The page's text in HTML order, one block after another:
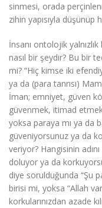
sinmesi, orada
zihin yapısıyla düşünüp
İnsanı ontolojik
nasıl bir şeydir? Bu bir
mi? “Hiç kimse iki
ya da (para tanrısı)
İman; emniyet, güven
güvenmek, itimad
yoksa paraya mı ya da
güveniyorsunuz ya da
veriyor? Hangisinin
doluyor ya da
diye sorulduğunda “Şu
birisi mi, yoksa “Allah
korkularınızdan azade